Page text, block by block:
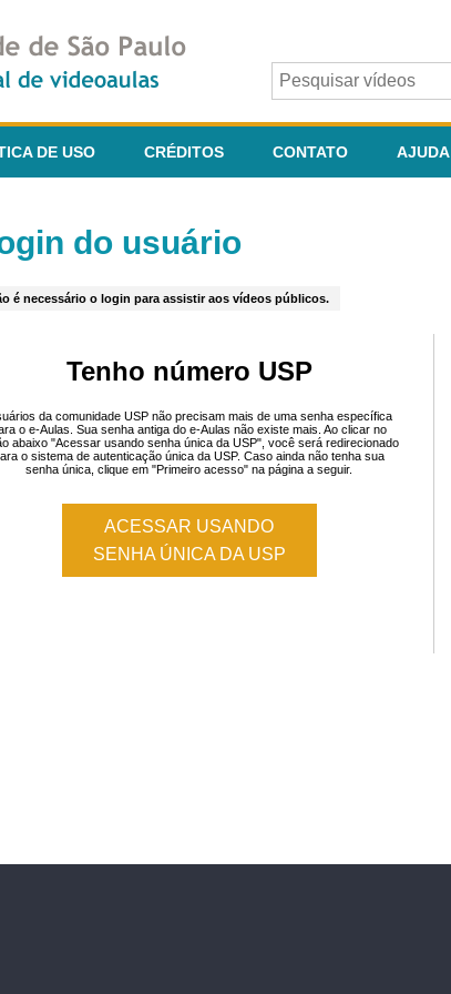
DE USO CRÉDITOS CONTATO AJUDA
do usuário
é necessário o login para assistir aos vídeos públicos.
Tenho número USP
da comunidade USP não precisam mais de uma senha específica
o e-Aulas. Sua senha antiga do e-Aulas não existe mais. Ao clicar no
abaixo "Acessar usando senha única da USP", você será redirecionado
o sistema de autenticação única da USP. Caso ainda não tenha sua
senha única, clique em "Primeiro acesso" na página a seguir.
ACESSAR USANDO
SENHA ÚNICA DA USP